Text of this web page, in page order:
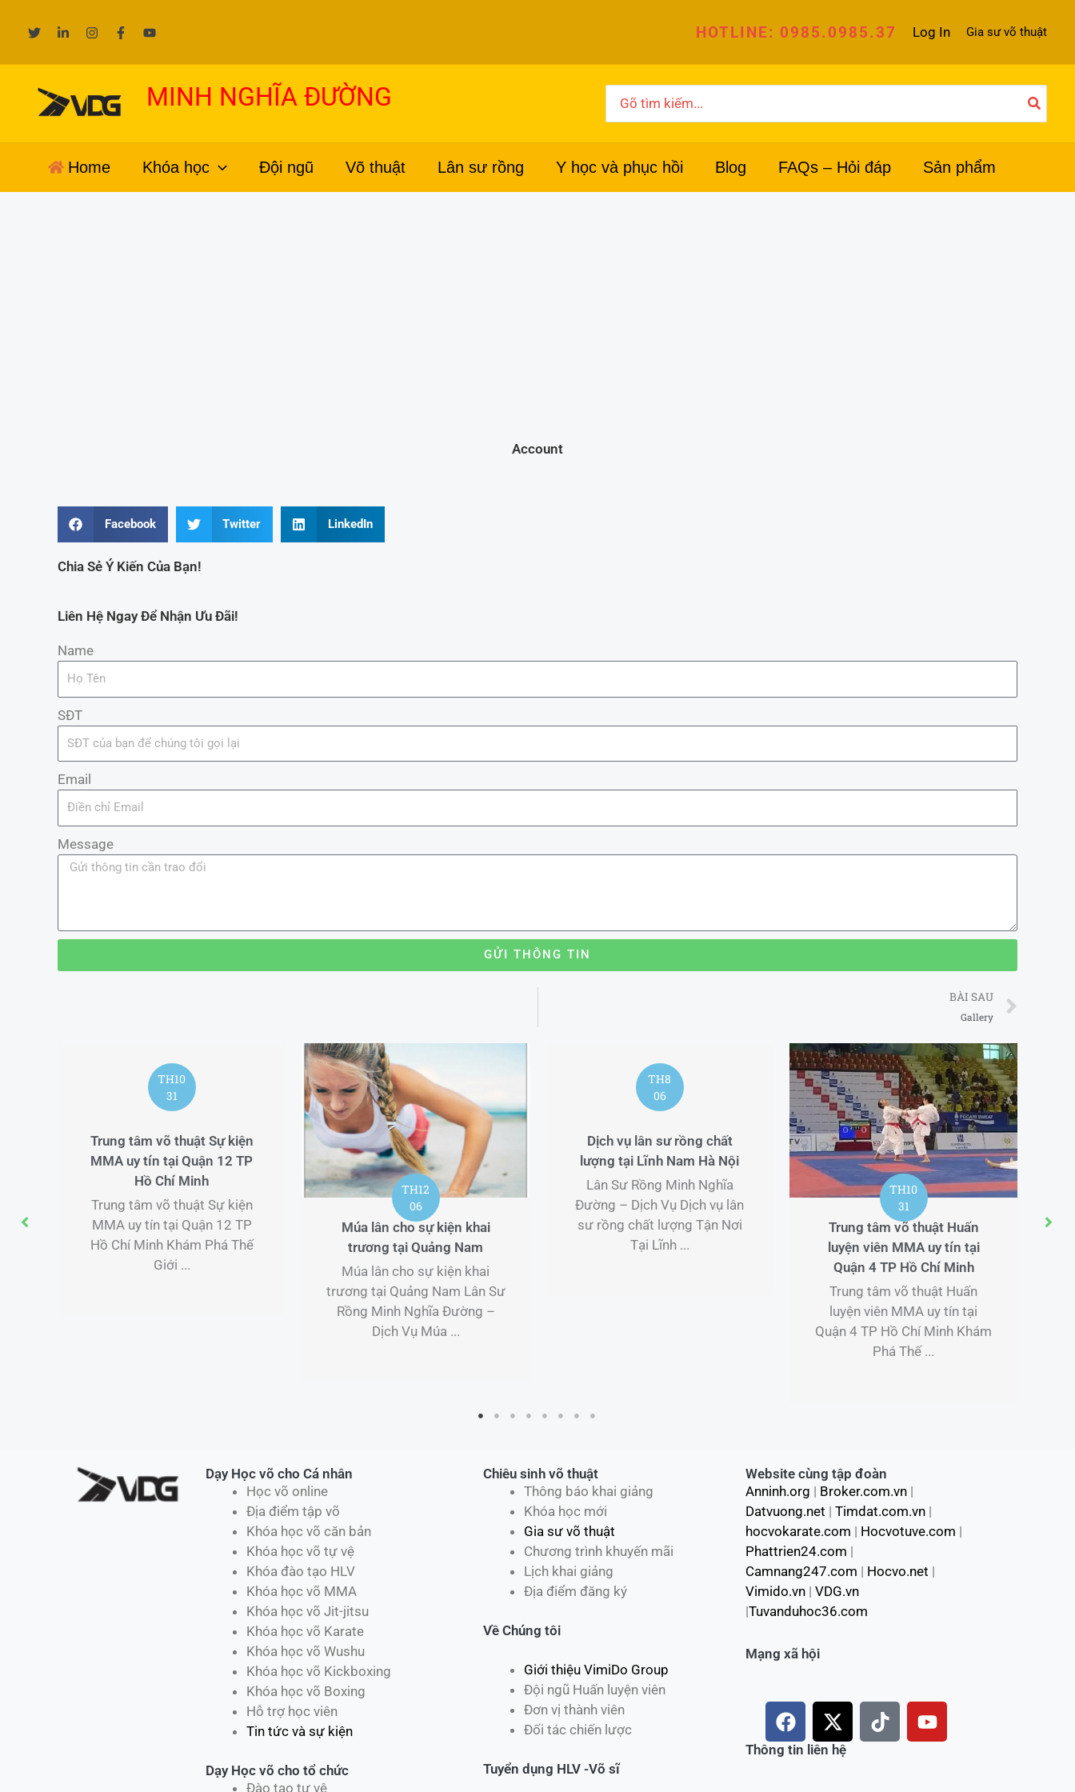
dung
HOTLINE: 0985.0985.37 Log In Gia sư võ thuật
MINH NGHĨA ĐƯỜNG
for:
Home Khóa học Đội ngũ Võ thuật Lân sư rồng Y học và phục hồi Blog FAQs – Hỏi đáp Sản phẩm
Account
Facebook Twitter LinkedIn
Chia Sẻ Ý Kiến Của Bạn!
Liên Hệ Ngay Để Nhận Ưu Đãi!
Name
SĐT
Email
Message
GỬI THÔNG TIN
BÀI SAU
Gallery
thuật Sự kiện
tại Quận 12 TP
thuật Sự kiện
tại Quận 12 TP
Khám Phá Thế
Múa lân cho sự kiện khai
trương tại Quảng Nam
Múa lân cho sự kiện khai
trương tại Quảng Nam Lân Sư
Rồng Minh Nghĩa Đường –
Dịch vụ lân sư rồng chất
lượng tại Lĩnh Nam Hà Nội
Lân Sư Rồng Minh Nghĩa
Đường – Dịch Vụ Dịch vụ lân
sư rồng chất lượng Tận Nơi
Tại Lĩnh ...
31
Trung tâm võ thuật Huấn
luyện viên MMA uy tín tại
Quận 4 TP Hồ Chí Minh Khám
TH10
Đào tạo võ thuật Chương
trình huấn luyện MMA uy
tại Tân Phú TP Hồ Chí Minh
Đào tạo võ thuật Chương
trình huấn luyện MMA uy tín
tại Tân Phú TP Hồ Chí Minh
Dạy Học võ cho Cá nhân
Học võ online
Địa điểm tập võ
Khóa học võ căn bản
Khóa học võ tự vệ
Khóa đào tạo HLV
Khóa học võ MMA
Khóa học võ Jit-jitsu
Khóa học võ Karate
Khóa học võ Wushu
Khóa học võ Kickboxing
Khóa học võ Boxing
Hỗ trợ học viên
Tin tức và sự kiện
Dạy Học võ cho tổ chức
Đào tạo tự vệ
Chiêu sinh võ thuật
Thông báo khai giảng
Khóa học mới
Gia sư võ thuật
Chương trình khuyến mãi
Lịch khai giảng
Địa điểm đăng ký
Về Chúng tôi
Giới thiệu VimiDo Group
Đội ngũ Huấn luyện viên
Đơn vị thành viên
Đối tác chiến lược
Tuyển dụng HLV -Võ sĩ
Website cùng tập đoàn
Anninh.org | Broker.com.vn|
Datvuong.net | Timdat.com.vn|
hocvokarate.com | Hocvotuve.com |
Phattrien24.com |
Camnang247.com | Hocvo.net |
Vimido.vn| VDG.vn
|Tuvanduhoc36.com
Mạng xã hội
F
a
c
X
-
t
T
i
Y
o
Thông tin liên hệ